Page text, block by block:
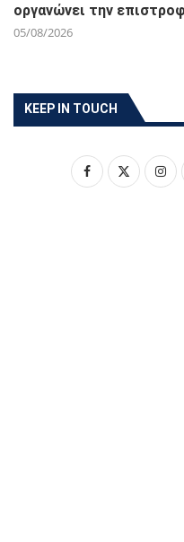
οργανώνει την
05/08/2026
KEEP IN TOUCH